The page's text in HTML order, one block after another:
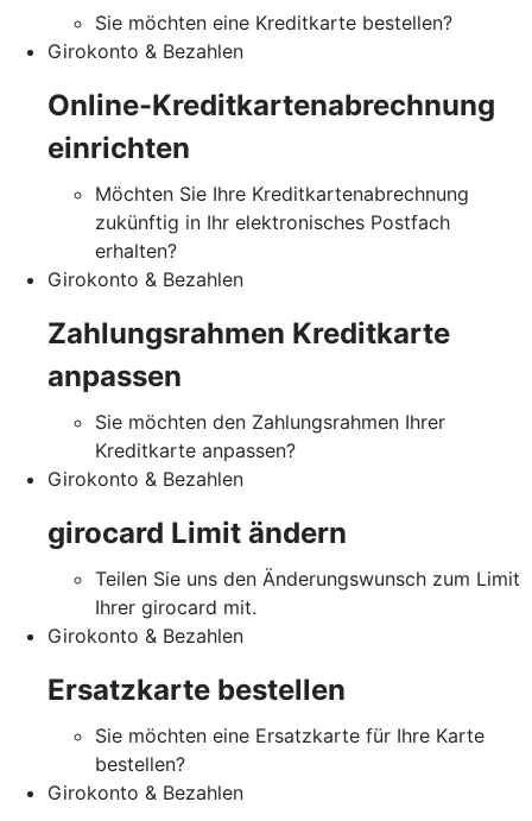
Sie möchten eine Kreditkarte bestellen?
Girokonto & Bezahlen
Online-Kreditkartenabrechnung
einrichten
Möchten Sie Ihre Kreditkartenabrechnung
zukünftig in Ihr elektronisches Postfach
erhalten?
Girokonto & Bezahlen
Zahlungsrahmen Kreditkarte
anpassen
Sie möchten den Zahlungsrahmen Ihrer
Kreditkarte anpassen?
Girokonto & Bezahlen
girocard Limit ändern
Teilen Sie uns den Änderungswunsch zum Limit
Ihrer girocard mit.
Girokonto & Bezahlen
Ersatzkarte bestellen
Sie möchten eine Ersatzkarte für Ihre Karte
bestellen?
Girokonto & Bezahlen